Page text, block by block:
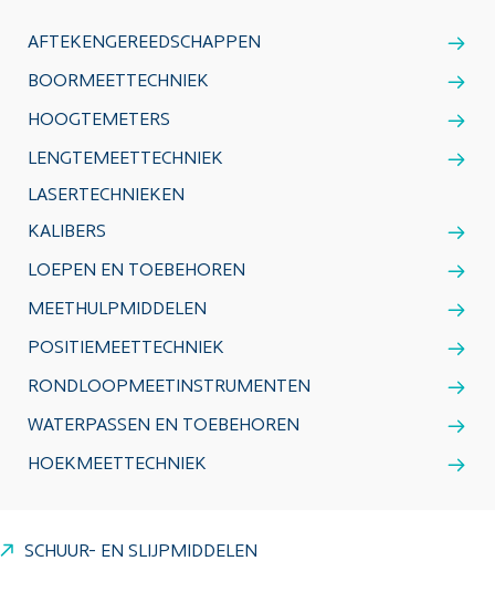
AFTEKENGEREEDSCHAPPEN
BOORMEETTECHNIEK
HOOGTEMETERS
LENGTEMEETTECHNIEK
LASERTECHNIEKEN
KALIBERS
LOEPEN EN TOEBEHOREN
MEETHULPMIDDELEN
POSITIEMEETTECHNIEK
RONDLOOPMEETINSTRUMENTEN
WATERPASSEN EN TOEBEHOREN
HOEKMEETTECHNIEK
SCHUUR- EN SLIJPMIDDELEN